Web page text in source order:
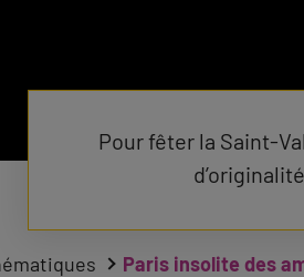
Pour fêter la Saint-
Paris insolite des